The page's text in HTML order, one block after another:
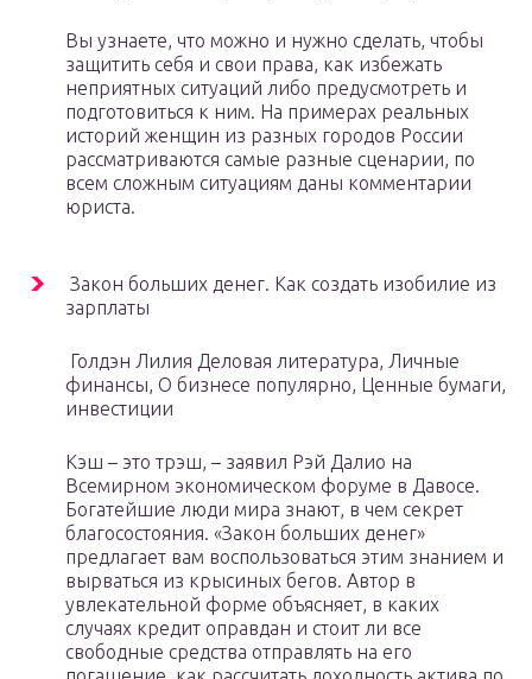
Вы узнаете, что можно и нужно сделать, чтобы
защитить себя и свои права, как избежать
неприятных ситуаций либо предусмотреть и
подготовиться к ним. На примерах реальных
историй женщин из разных городов России
рассматриваются самые разные сценарии, по
всем сложным ситуациям даны комментарии
юриста.
Закон больших денег. Как создать изобилие из
зарплаты
Голдэн Лилия Деловая литература, Личные
финансы, О бизнесе популярно, Ценные бумаги,
инвестиции
Кэш – это трэш, – заявил Рэй Далио на
Всемирном экономическом форуме в Давосе.
Богатейшие люди мира знают, в чем секрет
благосостояния. «Закон больших денег»
предлагает вам воспользоваться этим знанием и
вырваться из крысиных бегов. Автор в
увлекательной форме объясняет, в каких
случаях кредит оправдан и стоит ли все
свободные средства отправлять на его